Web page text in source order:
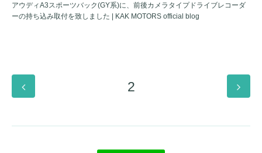
アウディA3スポーツバック(GY系)に、前後カメラタイプドライブレコーダ
ーの持ち込み取付を致しました | KAK MOTORS official blog
2